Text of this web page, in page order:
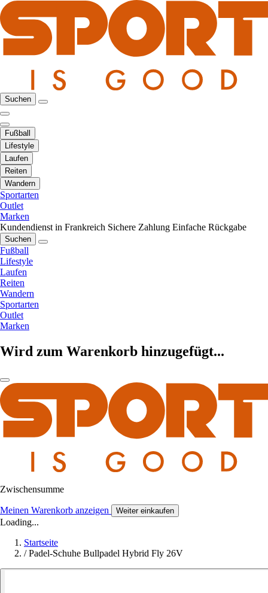
Suchen
Fußball
Lifestyle
Laufen
Reiten
Wandern
Sportarten
Outlet
Marken
Kundendienst in Frankreich Sichere Zahlung Einfache Rückgabe
Suchen
Fußball
Lifestyle
Laufen
Reiten
Wandern
Sportarten
Outlet
Marken
Wird zum Warenkorb hinzugefügt...
Zwischensumme
Meinen Warenkorb anzeigen Weiter einkaufen
Loading...
Startseite
/ Padel-Schuhe Bullpadel Hybrid Fly 26V